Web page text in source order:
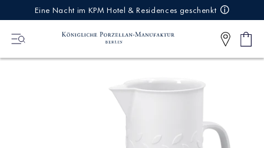
Eine Nacht im KPM Hotel & Residences geschenkt
0
Artikel